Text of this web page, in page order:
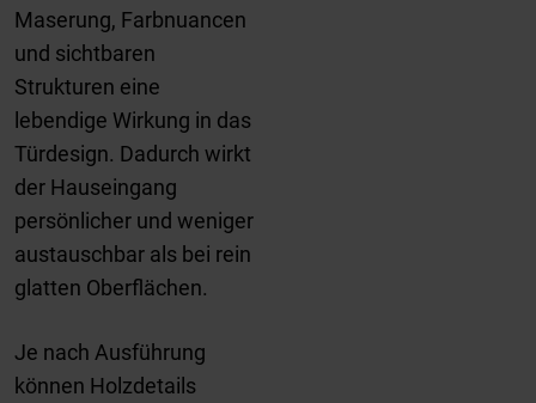
Maserung, Farbnuancen
und sichtbaren
Strukturen eine
lebendige Wirkung in das
Türdesign. Dadurch wirkt
der Hauseingang
persönlicher und weniger
austauschbar als bei rein
glatten Oberflächen.
Je nach Ausführung
können Holzdetails